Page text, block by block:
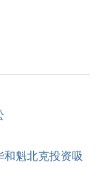
魁北克投资吸